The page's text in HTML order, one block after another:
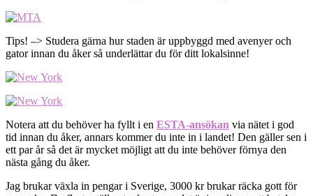
Tips! –> Studera gärna hur staden är uppbyggd med avenyer och
gator innan du åker så underlättar du för ditt lokalsinne!
Notera att du behöver ha fyllt i en ESTA-ansökan via nätet i god
tid innan du åker, annars kommer du inte in i landet! Den gäller sen i
ett par år så det är mycket möjligt att du inte behöver förnya den
nästa gång du åker.
Jag brukar växla in pengar i Sverige, 3000 kr brukar räcka gott för